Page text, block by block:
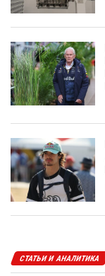
СТАТЬИ И АНАЛИТИКА